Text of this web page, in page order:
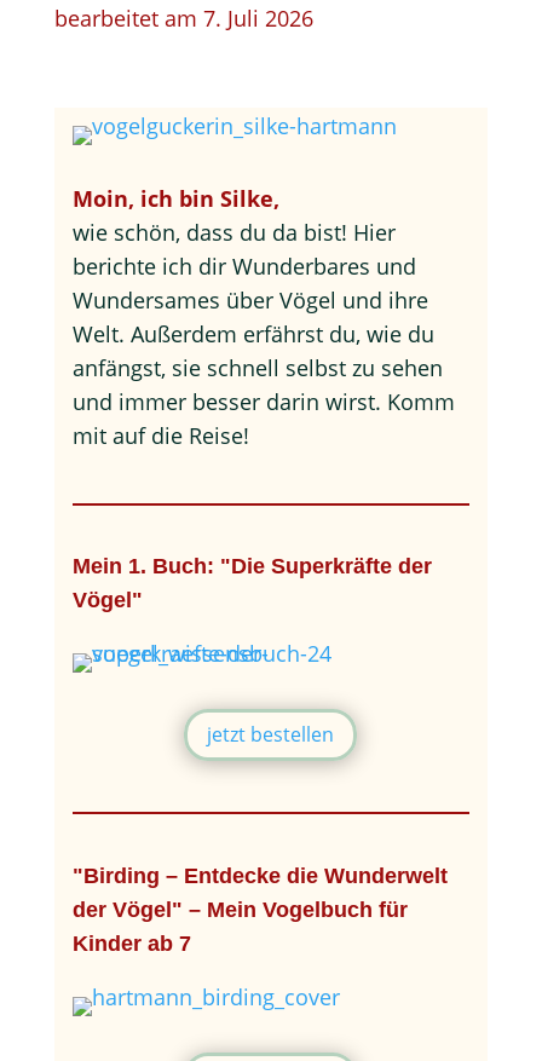
bearbeitet am 7. Juli 2026
Moin, ich bin Silke,
wie schön, dass du da bist! Hier
berichte ich dir Wunderbares und
Wundersames über Vögel und ihre
Welt. Außerdem erfährst du, wie du
anfängst, sie schnell selbst zu sehen
und immer besser darin wirst. Komm
mit auf die Reise!
Mein 1. Buch: "Die Superkräfte der
Vögel"
jetzt bestellen
"Birding – Entdecke die Wunderwelt
der Vögel" – Mein Vogelbuch für
Kinder ab 7